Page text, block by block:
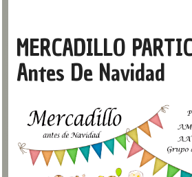
MERCADILLO
Antes De Navidad